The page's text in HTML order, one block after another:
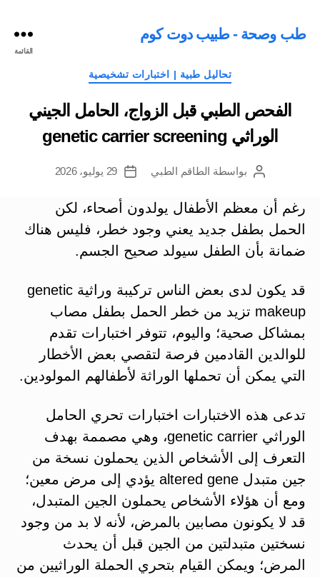
طب وصحة - طبيب دوت كوم
القائمة
التصنيفات
تحاليل طبية | اختبارات تشخيصية
الفحص الطبي قبل الزواج، الحامل الجيني
الوراثي genetic carrier screening
كاتببواسطة الطاقم الطبي
تاريخ
29 يوليو، 2026
رغم أن معظم الأطفال يولدون أصحاء، لكن
الحمل بطفل جديد يعني وجود خطر، فليس هناك
ضمانة بأن الطفل سيولد صحيح الجسم.
قد يكون لدى بعض الناس تركيبة وراثية genetic
makeup تزيد من خطر الحمل بطفل مصاب
بمشاكل صحية؛ واليوم، تتوفر اختبارات تقدم
للوالدين القادمين فرصة لتقصي بعض الأخطار
التي يمكن أن تحملها الوراثة لأطفالهم المولودين.
تدعى هذه الاختبارات اختبارات تحري الحامل
الوراثي genetic carrier، وهي مصممة بهدف
التعرف إلى الأشخاص الذين يحملون نسخة من
جين متبدل altered gene يؤدي إلى مرض معين؛
ومع أن هؤلاء الأشخاص يحملون الجين المتبدل،
قد لا يكونون مصابين بالمرض، لأنه لا بد من وجود
نسختين متبدلتين من الجين قبل أن يحدث
المرض؛ ويمكن القيام بتحري الحملة الوراثيين من